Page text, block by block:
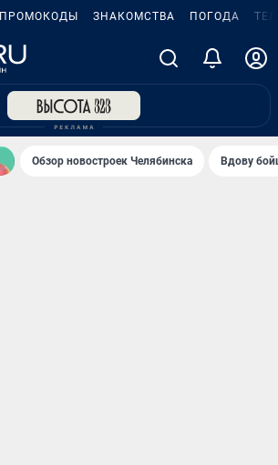
ПРОМОКОДЫ ЗНАКОМСТВА ПОГОДА
Обзор новостроек Челябинска Вдову